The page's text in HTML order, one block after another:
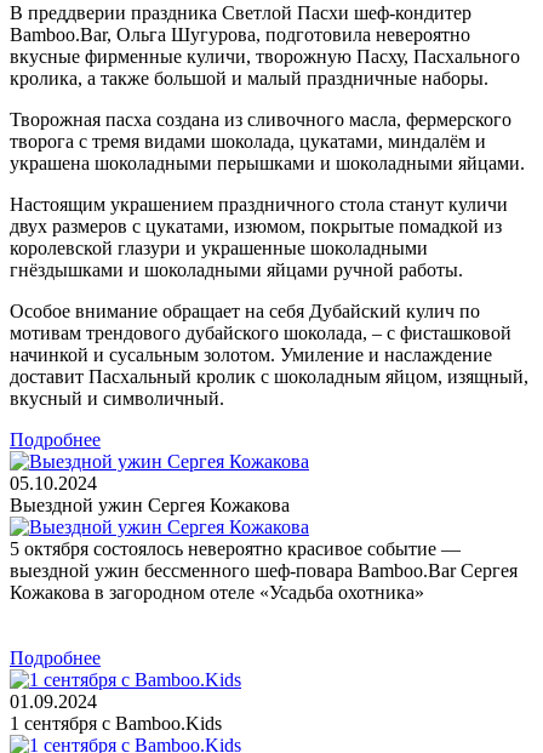
В преддверии праздника Светлой Пасхи шеф-кондитер
Bamboo.Bar, Ольга Шугурова, подготовила невероятно
вкусные фирменные куличи, творожную Пасху, Пасхального
кролика, а также большой и малый праздничные наборы.
Творожная пасха создана из сливочного масла, фермерского
творога с тремя видами шоколада, цукатами, миндалём и
украшена шоколадными перышками и шоколадными яйцами.
Настоящим украшением праздничного стола станут куличи
двух размеров с цукатами, изюмом, покрытые помадкой из
королевской глазури и украшенные шоколадными
гнёздышками и шоколадными яйцами ручной работы.
Особое внимание обращает на себя Дубайский кулич по
мотивам трендового дубайского шоколада, – с фисташковой
начинкой и сусальным золотом. Умиление и наслаждение
доставит Пасхальный кролик с шоколадным яйцом, изящный,
вкусный и символичный.
Подробнее
05.10.2024
Выездной ужин Сергея Кожакова
5 октября состоялось невероятно красивое событие —
выездной ужин бессменного шеф-повара Bamboo.Bar Сергея
Кожакова в загородном отеле «Усадьба охотника»
Подробнее
01.09.2024
1 сентября с Bamboo.Kids